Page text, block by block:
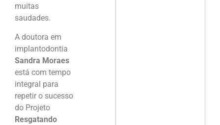
muitas
saudades.
A doutora em
implantodontia
Sandra Moraes
está com tempo
integral para
repetir o sucesso
do Projeto
Resgatando